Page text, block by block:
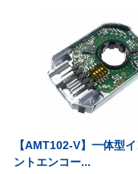
【AMT102-V】一体型
ントエンコー...